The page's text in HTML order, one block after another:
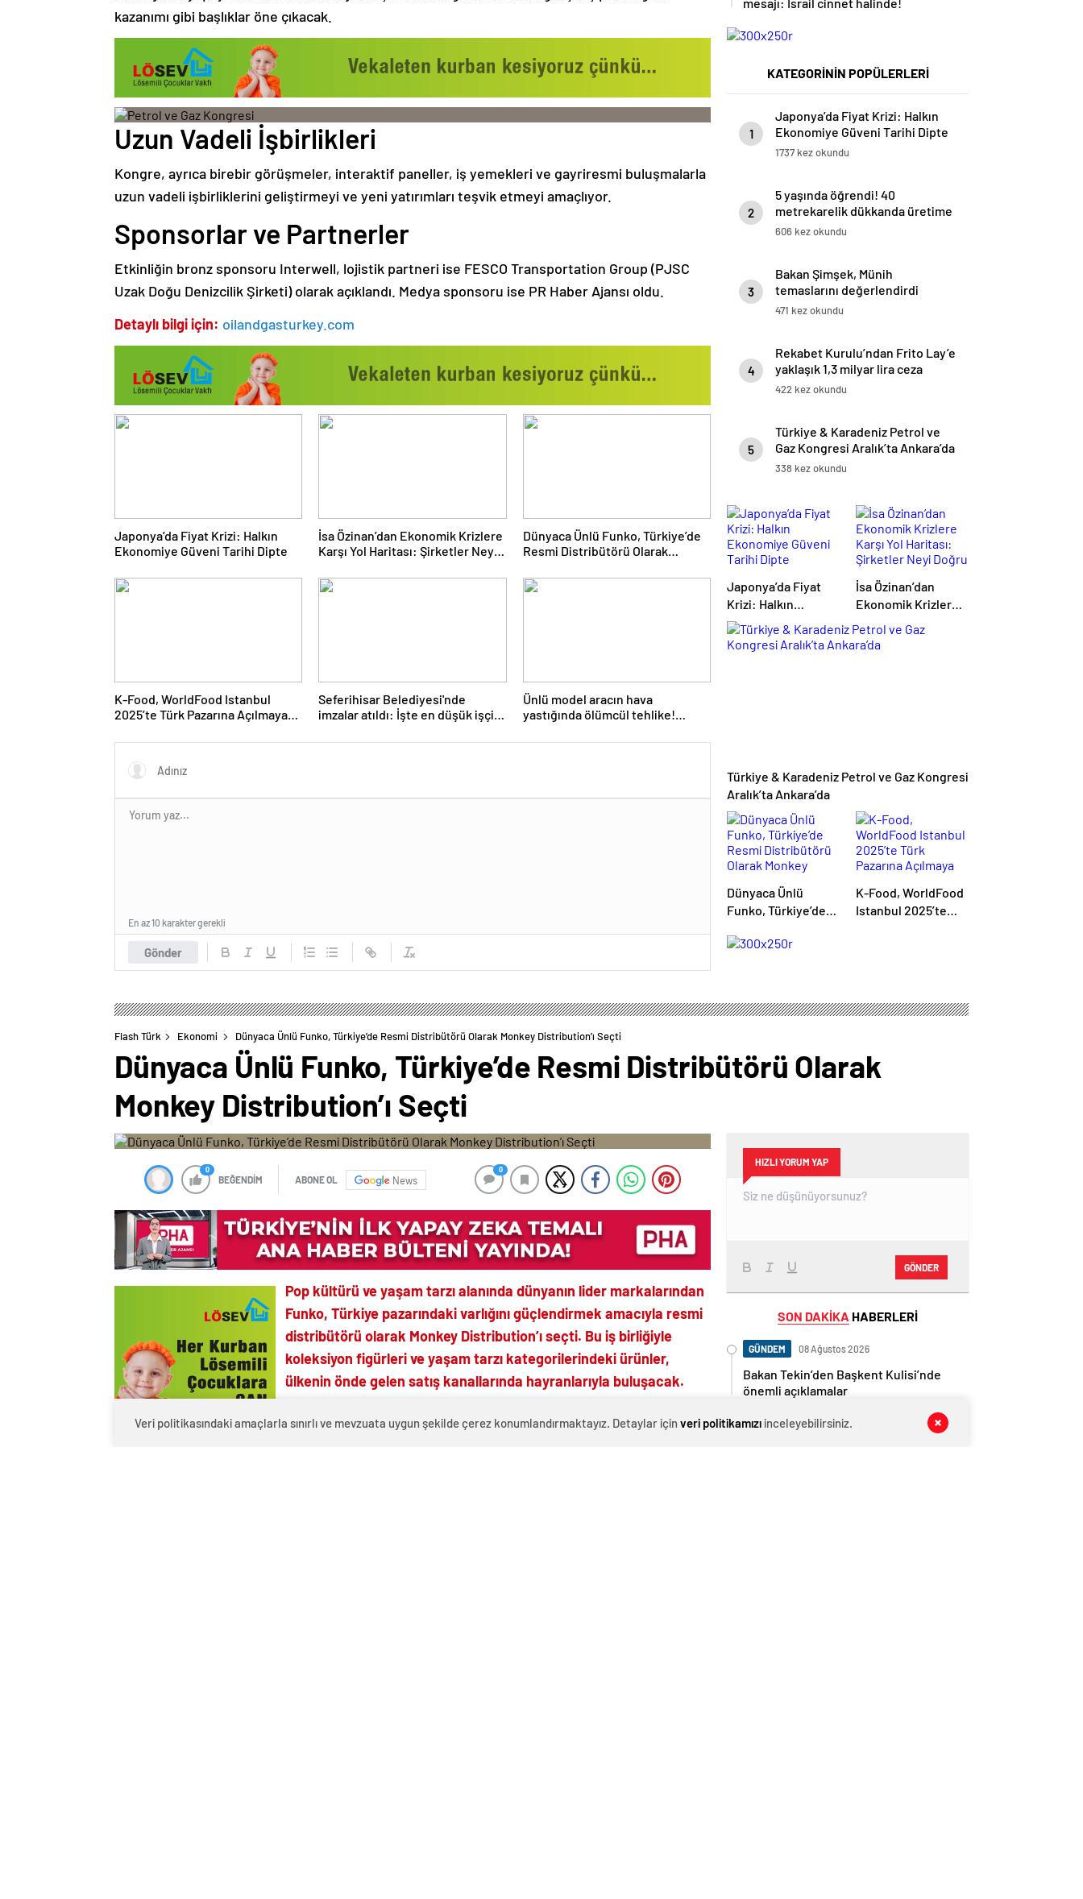
kazanımı gibi başlıklar öne çıkacak.
Uzun Vadeli İşbirlikleri
Kongre, ayrıca birebir görüşmeler, interaktif paneller, iş yemekleri ve gayriresmi buluşmalarla
uzun vadeli işbirliklerini geliştirmeyi ve yeni yatırımları teşvik etmeyi amaçlıyor.
Sponsorlar ve Partnerler
Etkinliğin bronz sponsoru Interwell, lojistik partneri ise FESCO Transportation Group (PJSC
Uzak Doğu Denizcilik Şirketi) olarak açıklandı. Medya sponsoru ise PR Haber Ajansı oldu.
Detaylı bilgi için: oilandgasturkey.com
Japonya’da Fiyat Krizi: Halkın
Ekonomiye Güveni Tarihi Dipte
İsa Özinan’dan Ekonomik Krizlere
Karşı Yol Haritası: Şirketler Neyi
Dünyaca Ünlü Funko, Türkiye’de
Resmi Distribütörü Olarak
K-Food, WorldFood Istanbul
2025’te Türk Pazarına Açılmaya
Seferihisar Belediyesi'nde
imzalar atıldı: İşte en düşük işçi
Ünlü model aracın hava
yastığında ölümcül tehlike!
çıkamıyor
Gönder
En az 10 karakter gerekli
KATEGORİNİN POPÜLERLERİ
1
Japonya’da Fiyat Krizi: Halkın
Ekonomiye Güveni Tarihi Dipte
1737 kez okundu
2
5 yaşında öğrendi! 40
metrekarelik dükkanda üretime
başladı: ‘Amerika’dan bile
606 kez okundu
3
Bakan Şimşek, Münih
temaslarını değerlendirdi
471 kez okundu
4
Rekabet Kurulu’ndan Frito Lay’e
yaklaşık 1,3 milyar lira ceza
422 kez okundu
5
Türkiye & Karadeniz Petrol ve
Gaz Kongresi Aralık’ta Ankara’da
338 kez okundu
Japonya’da Fiyat
Krizi: Halkın
Ekonomiye Güveni
Tarihi Dipte
İsa Özinan’dan
Ekonomik Krizlere
Karşı Yol Haritası:
Şirketler Neyi
Türkiye & Karadeniz Petrol ve Gaz Kongresi
Aralık’ta Ankara’da
Dünyaca Ünlü
Funko, Türkiye’de
Olarak Monkey
K-Food, WorldFood
Istanbul 2025’te
Flash Türk Ekonomi Dünyaca Ünlü Funko, Türkiye’de Resmi Distribütörü Olarak Monkey Distribution’ı Seçti
Dünyaca Ünlü Funko, Türkiye’de Resmi Distribütörü Olarak
Monkey Distribution’ı Seçti
0
BEĞENDİM ABONE OL News
0
Pop kültürü ve yaşam tarzı alanında dünyanın lider markalarından
Funko, Türkiye pazarındaki varlığını güçlendirmek amacıyla resmi
distribütörü olarak Monkey Distribution’ı seçti. Bu iş birliğiyle
koleksiyon figürleri ve yaşam tarzı kategorilerindeki ürünler,
ülkenin önde gelen satış kanallarında hayranlarıyla buluşacak.
HIZLI YORUM YAP
GÖNDER
SON DAKİKA HABERLERİ
GÜNDEM 08 Ağustos 2026
Bakan Tekin’den Başkent Kulisi’nde
önemli açıklamalar
GÜNDEM 08 Ağustos 2026
Veri politikasındaki amaçlarla sınırlı ve mevzuata uygun şekilde çerez konumlandırmaktayız. Detaylar için veri politikamızıinceleyebilirsiniz.